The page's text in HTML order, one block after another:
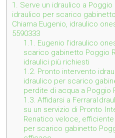
1. Serve un idraulico a
idraulico per scarico
Chiama Eugenio, idraulico
5590333
1.1. Eugenio l’idraulico
scarico gabinetto Poggio
idraulici più richiesti
1.2. Pronto intervento
idraulico per scarico
perdite di acqua a Poggio
1.3. Affidarsi a
su un servizio di Pronto
Renatico veloce,
per scarico gabinetto